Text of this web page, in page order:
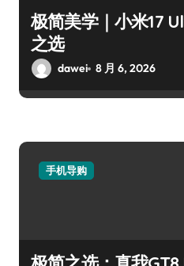
极简美学｜小米17
之选
dawei 8 月 6, 2026
手机导购